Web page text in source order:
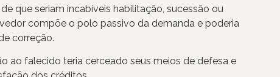
que seriam incabíveis habilitação, sucessão ou
compõe o polo passivo da demanda e poderia
correção.
ao falecido teria cerceado seus meios de defesa e